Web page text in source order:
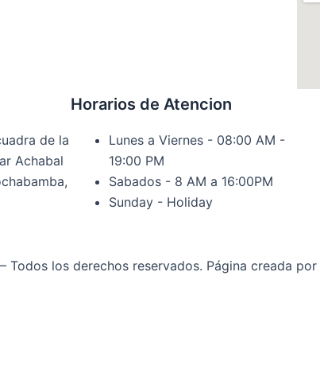
de la
Achabal
Horarios de Atencion
Lunes a Viernes - 08:00 AM -
19:00 PM
Sabados - 8 AM a 16:00PM
Sunday - Holiday
– Todos los derechos reservados. Página creada por